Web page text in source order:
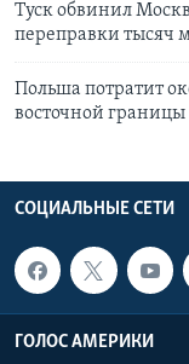
Туск обвинил
переправки тысяч
Польша потратит
восточной границы
СОЦИАЛЬНЫЕ СЕТИ
ГОЛОС АМЕРИКИ